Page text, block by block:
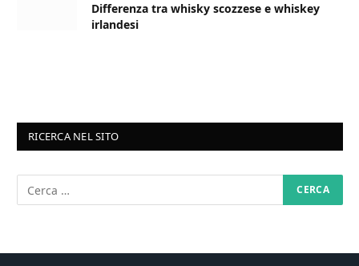
Differenza tra whisky scozzese e whiskey
irlandesi
RICERCA NEL SITO